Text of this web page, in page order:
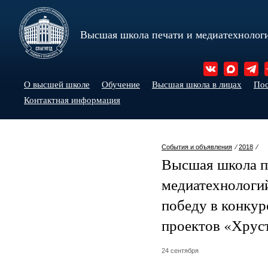
Высшая школа печати и
О высшей школе Обучение Высшая школа в лицах
Контактная информация
События и объявления ⁄2018 ⁄
Высшая школа
победу в
проектов
24 сентября